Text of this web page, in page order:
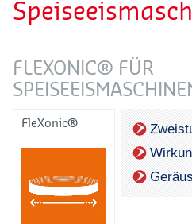
FLEXONIC® FÜR
FleXonic®